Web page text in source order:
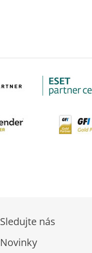
Sledujte nás
Novinky